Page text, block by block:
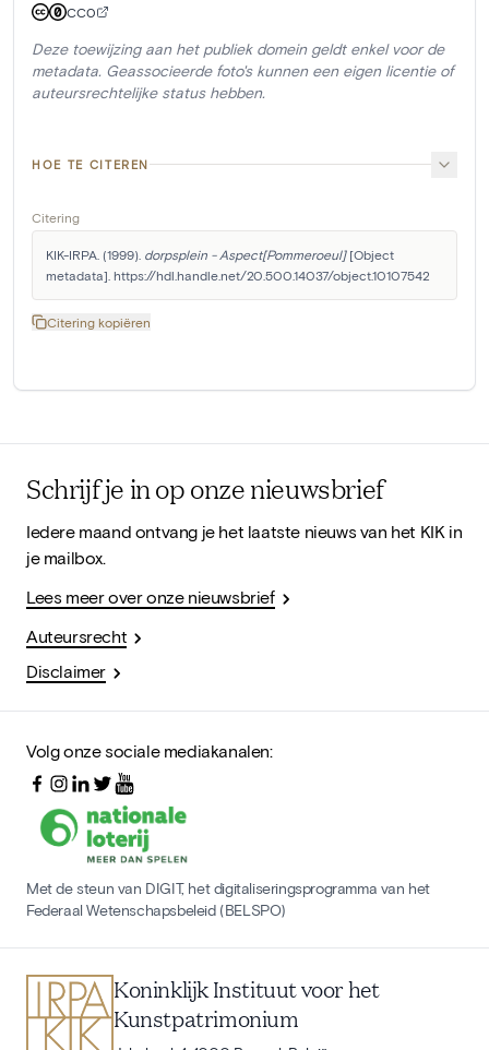
CC0
Deze toewijzing aan het publiek domein geldt enkel voor de
metadata. Geassocieerde foto's kunnen een eigen licentie of
auteursrechtelijke status hebben.
HOE TE CITEREN
Citering
KIK-IRPA. (1999). dorpsplein - Aspect[Pommeroeul] [Object
metadata]. https://hdl.handle.net/20.500.14037/object.10107542
Citering kopiëren
Schrijf je in op onze nieuwsbrief
Iedere maand ontvang je het laatste nieuws van het KIK in
je mailbox.
Lees meer over onze nieuwsbrief
Auteursrecht
Disclaimer
Volg onze sociale mediakanalen:
Met de steun van DIGIT, het digitaliseringsprogramma van het
Federaal Wetenschapsbeleid (BELSPO)
Koninklijk Instituut voor het
Kunstpatrimonium